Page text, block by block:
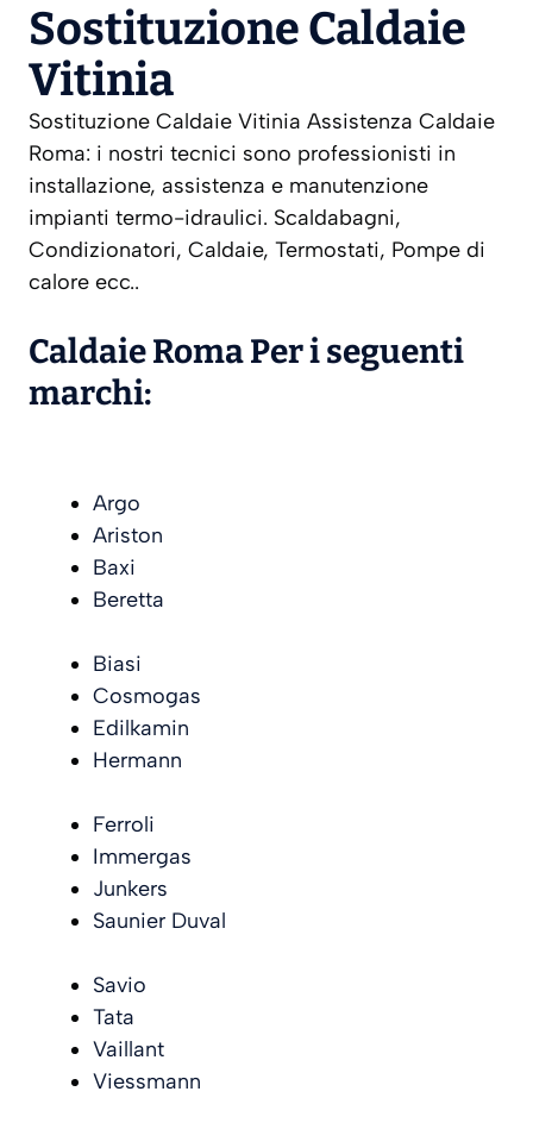
Sostituzione Caldaie
Vitinia
Sostituzione Caldaie Vitinia Assistenza Caldaie
Roma: i nostri tecnici sono professionisti in
installazione, assistenza e manutenzione
impianti termo-idraulici. Scaldabagni,
Condizionatori, Caldaie, Termostati, Pompe di
calore ecc..
Caldaie Roma Per i seguenti
marchi:
Argo
Ariston
Baxi
Beretta
Biasi
Cosmogas
Edilkamin
Hermann
Ferroli
Immergas
Junkers
Saunier Duval
Savio
Tata
Vaillant
Viessmann